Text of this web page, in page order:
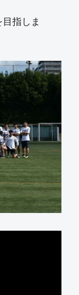
指しま